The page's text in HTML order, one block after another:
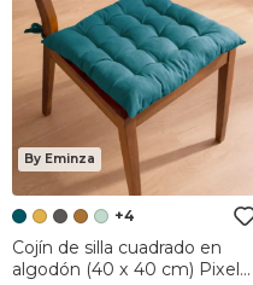
By Eminza
+4
Cojín de silla cuadrado en
algodón (40 x 40 cm) Pixel